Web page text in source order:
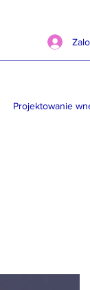
Projektowanie